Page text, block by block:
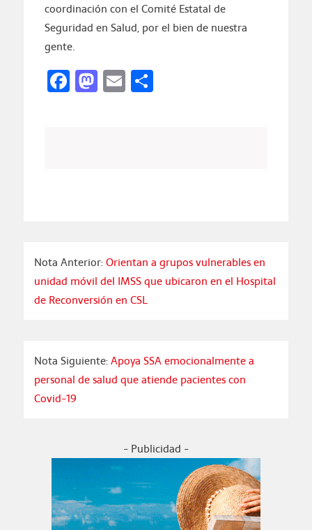
coordinación con el Comité Estatal de
Seguridad en Salud, por el bien de nuestra
gente.
Facebook
Mastodon
EmailCompartir
Nota Anterior:Orientan a grupos vulnerables en
unidad móvil del IMSS que ubicaron en el Hospital
de Reconversión en CSL
Nota Siguiente:Apoya SSA emocionalmente a
personal de salud que atiende pacientes con
Covid-19
- Publicidad -